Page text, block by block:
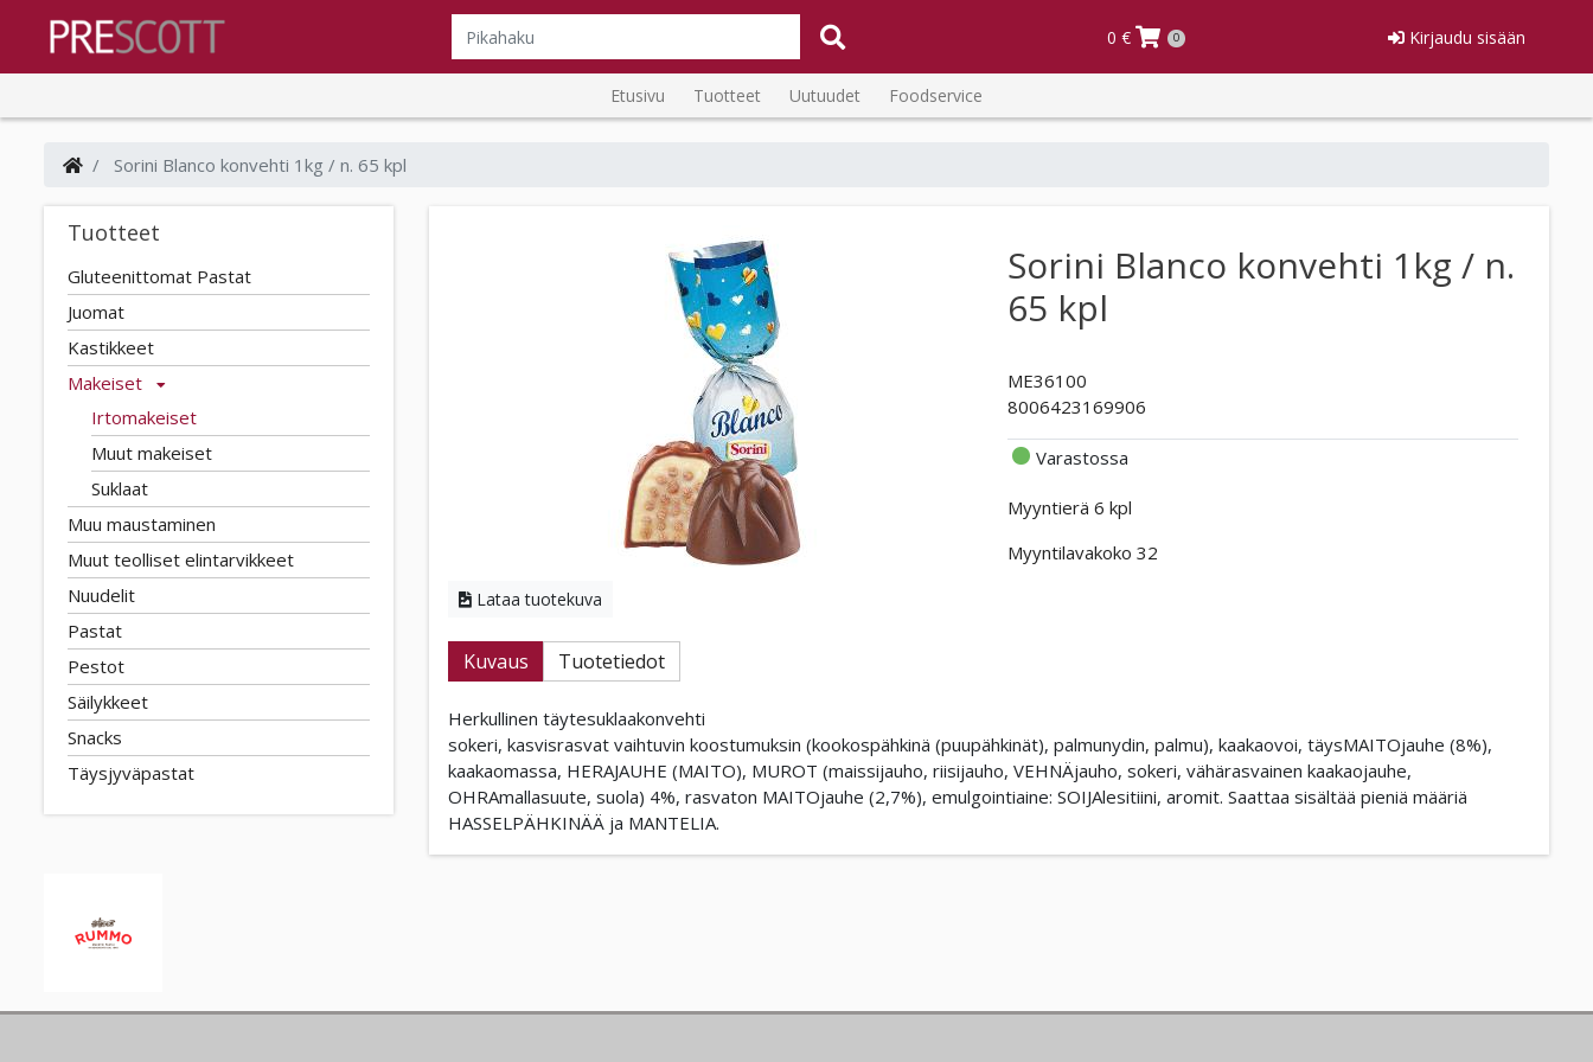
0 € 0 Kirjaudu sisään
Etusivu Tuotteet Uutuudet Foodservice
Sorini Blanco konvehti 1kg / n. 65 kpl
Tuotteet
Gluteenittomat Pastat
Juomat
Kastikkeet
Makeiset
Irtomakeiset
Muut makeiset
Suklaat
Muu maustaminen
Muut teolliset elintarvikkeet
Nuudelit
Pastat
Pestot
Säilykkeet
Snacks
Täysjyväpastat
Lataa tuotekuva
Sorini Blanco konvehti 1kg / n.
65 kpl
ME36100
8006423169906
Varastossa
Myyntierä 6 kpl
Myyntilavakoko 32
Kuvaus Tuotetiedot
Herkullinen täytesuklaakonvehti
sokeri, kasvisrasvat vaihtuvin koostumuksin (kookospähkinä (puupähkinät), palmunydin, palmu), kaakaovoi, täysMAITOjauhe (8%),
kaakaomassa, HERAJAUHE (MAITO), MUROT (maissijauho, riisijauho, VEHNÄjauho, sokeri, vähärasvainen kaakaojauhe,
OHRAmallasuute, suola) 4%, rasvaton MAITOjauhe (2,7%), emulgointiaine: SOIJAlesitiini, aromit. Saattaa sisältää pieniä määriä
HASSELPÄHKINÄÄ ja MANTELIA.